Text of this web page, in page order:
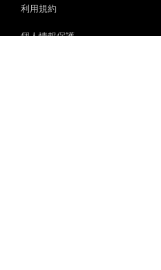
利用規約
個人情報保護